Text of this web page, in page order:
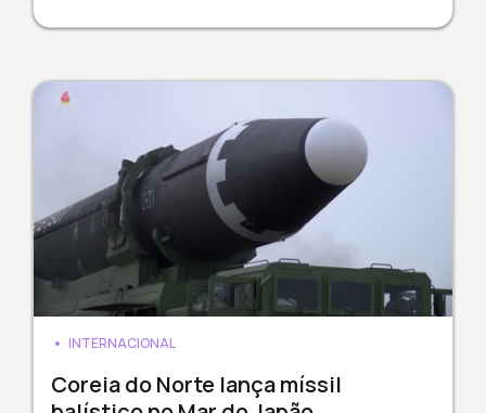
INTERNACIONAL
Coreia do Norte lança míssil